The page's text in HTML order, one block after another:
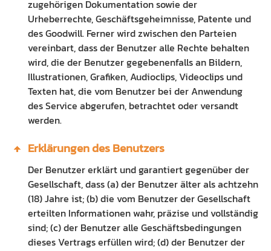
zugehörigen Dokumentation sowie der
Urheberrechte, Geschäftsgeheimnisse, Patente und
des Goodwill. Ferner wird zwischen den Parteien
vereinbart, dass der Benutzer alle Rechte behalten
wird, die der Benutzer gegebenenfalls an Bildern,
Illustrationen, Grafiken, Audioclips, Videoclips und
Texten hat, die vom Benutzer bei der Anwendung
des Service abgerufen, betrachtet oder versandt
werden.
Erklärungen des Benutzers
Der Benutzer erklärt und garantiert gegenüber der
Gesellschaft, dass (a) der Benutzer älter als achtzehn
(18) Jahre ist; (b) die vom Benutzer der Gesellschaft
erteilten Informationen wahr, präzise und vollständig
sind; (c) der Benutzer alle Geschäftsbedingungen
dieses Vertrags erfüllen wird; (d) der Benutzer der